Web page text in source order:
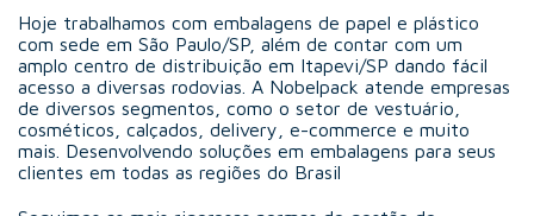
Hoje trabalhamos com embalagens de papel e plástico
com sede em São Paulo/SP, além de contar com um
amplo centro de distribuição em Itapevi/SP dando fácil
acesso a diversas rodovias. A Nobelpack atende empresas
de diversos segmentos, como o setor de vestuário,
cosméticos, calçados, delivery, e-commerce e muito
mais. Desenvolvendo soluções em embalagens para seus
clientes em todas as regiões do Brasil